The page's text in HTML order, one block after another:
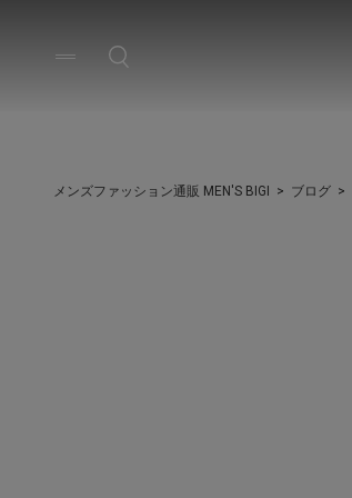
メンズファッション通販 MEN'S BIGI ブログ